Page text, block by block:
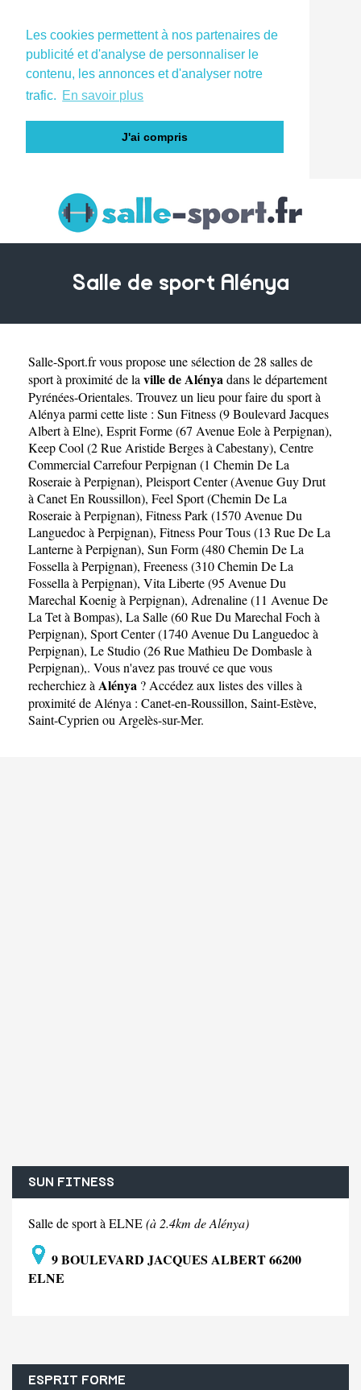
Les cookies permettent à nos partenaires de
publicité et d'analyse de personnaliser le
contenu, les annonces et d'analyser notre
trafic. En savoir plus
J'ai compris
Salle de sport Alénya
Salle-Sport.frvous propose une sélection de 28 salles de
sport à proximité de la ville de Alényadans le département
Pyrénées-Orientales. Trouvez un lieu pour faire du sport à
Alénya parmi cette liste : Sun Fitness (9 Boulevard Jacques
Albert à Elne), Esprit Forme (67 Avenue Eole à Perpignan),
Keep Cool (2 Rue Aristide Berges à Cabestany), Centre
Commercial Carrefour Perpignan (1 Chemin De La
Roseraie à Perpignan), Pleisport Center (Avenue Guy Drut
à Canet En Roussillon), Feel Sport (Chemin De La
Roseraie à Perpignan), Fitness Park (1570 Avenue Du
Languedoc à Perpignan), Fitness Pour Tous (13 Rue De La
Lanterne à Perpignan), Sun Form (480 Chemin De La
Fossella à Perpignan), Freeness (310 Chemin De La
Fossella à Perpignan), Vita Liberte (95 Avenue Du
Marechal Koenig à Perpignan), Adrenaline (11 Avenue De
La Tet à Bompas), La Salle (60 Rue Du Marechal Foch à
Perpignan), Sport Center (1740 Avenue Du Languedoc à
Perpignan), Le Studio (26 Rue Mathieu De Dombasle à
Perpignan),. Vous n'avez pas trouvé ce que vous
recherchiez à Alénya ? Accédez aux listes des villes à
proximité de Alénya : Canet-en-Roussillon, Saint-Estève,
Saint-Cyprien ou Argelès-sur-Mer.
SUN FITNESS
Salle de sport à ELNE(à 2.4km de Alénya)
9 BOULEVARD JACQUES ALBERT 66200
ELNE
ESPRIT FORME